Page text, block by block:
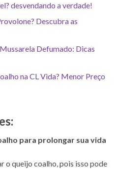
desvendando a verdade!
Descubra as
Defumado: Dicas
na CL Vida? Menor Preço
para prolongar sua vida
o queijo coalho, pois isso pode